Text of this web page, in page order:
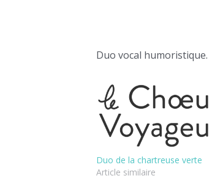
Duo vocal humoristique.
Duo de la chartreuse verte
Article similaire